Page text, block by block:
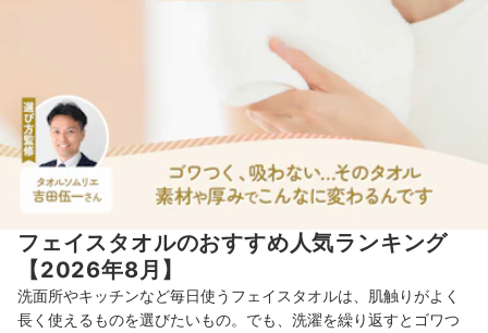
フェイスタオルのおすすめ人気ランキング
【2026年8月】
洗面所やキッチンなど毎日使うフェイスタオルは、肌触りがよく
長く使えるものを選びたいもの。でも、洗濯を繰り返すとゴワつ